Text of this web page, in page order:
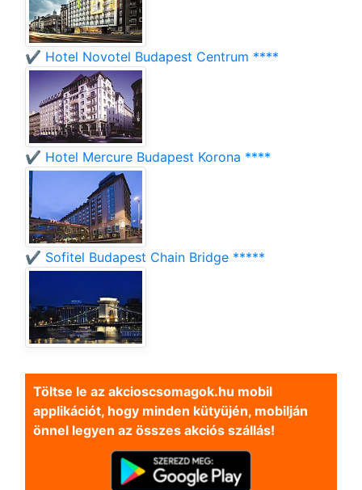
✔️ Hotel Novotel Budapest Centrum ****
✔️ Hotel Mercure Budapest Korona ****
✔️ Sofitel Budapest Chain Bridge *****
Töltse le az akcioscsomagok.hu mobil
applikációt, hogy minden kütyüjén, mobilján
önnel legyen az összes akciós szállás!